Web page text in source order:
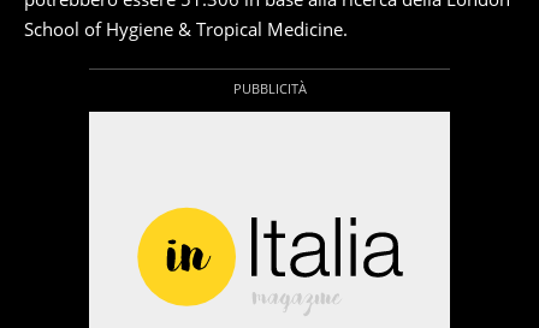
School of Hygiene & Tropical Medicine.